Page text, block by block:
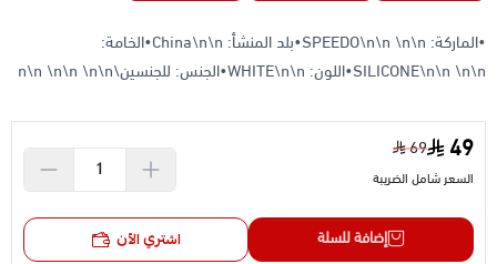
•الماركة: SPEEDO\n\n \n\n•بلد المنشأ: China\n\n•الخامة:
SILICONE\n\n \n\n•اللون: WHITE\n\n•الجنس: للجنسين\n\n \n\n \n\n
49
69
السعر شامل الضريبة
إضافة للسلة اشتري الآن